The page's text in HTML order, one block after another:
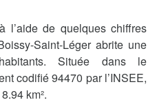
l’aide de quelques chiffres
Saint-Léger abrite une
Située dans le
codifié 94470 par l’INSEE,
km².